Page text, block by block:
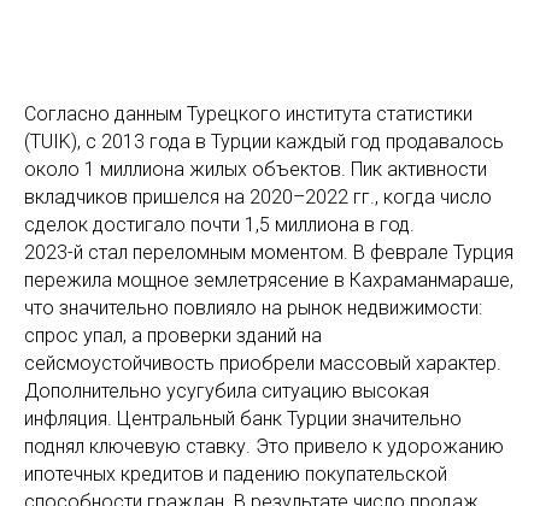
Согласно данным Турецкого института статистики
(TUIK), с 2013 года в Турции каждый год продавалось
около 1 миллиона жилых объектов. Пик активности
вкладчиков пришелся на 2020–2022 гг., когда число
сделок достигало почти 1,5 миллиона в год.
2023-й стал переломным моментом. В феврале Турция
пережила мощное землетрясение в Кахраманмараше,
что значительно повлияло на рынок недвижимости:
спрос упал, а проверки зданий на
сейсмоустойчивость приобрели массовый характер.
Дополнительно усугубила ситуацию высокая
инфляция. Центральный банк Турции значительно
поднял ключевую ставку. Это привело к удорожанию
ипотечных кредитов и падению покупательской
способности граждан. В результате число продаж